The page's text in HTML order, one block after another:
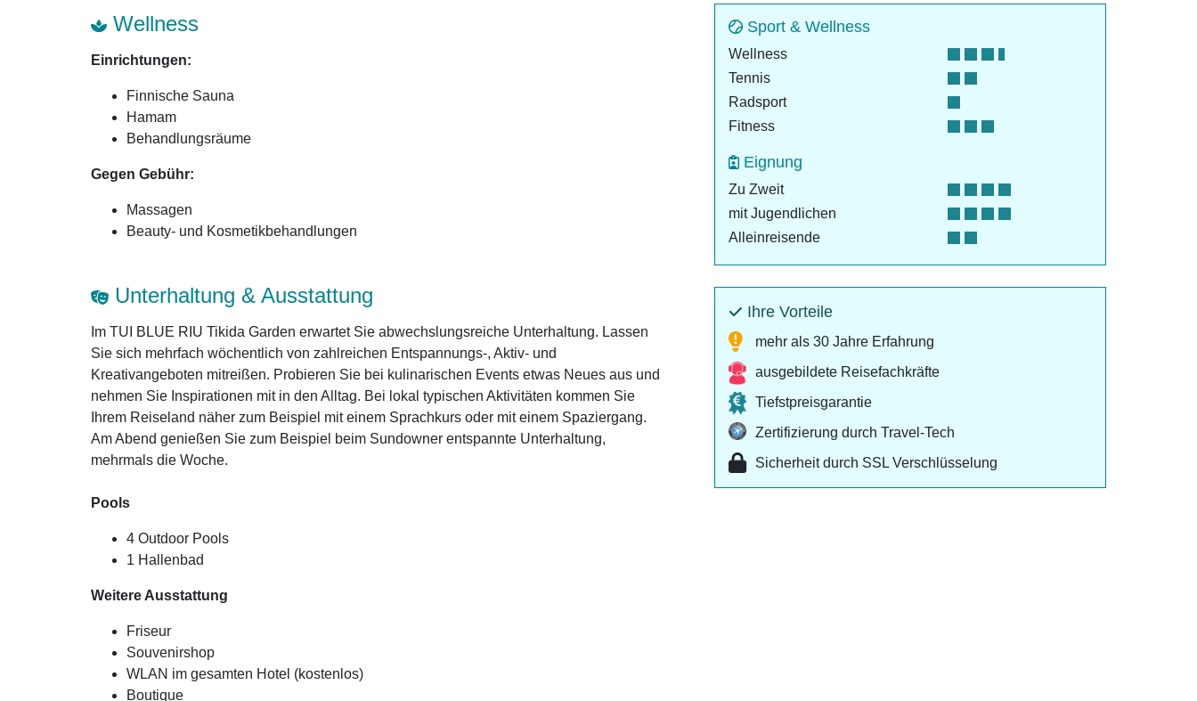
Wellness
Einrichtungen:
Finnische Sauna
Hamam
Behandlungsräume
Gegen Gebühr:
Massagen
Beauty- und Kosmetikbehandlungen
Unterhaltung & Ausstattung
Im TUI BLUE RIU Tikida Garden erwartet Sie abwechslungsreiche Unterhaltung. Lassen
Sie sich mehrfach wöchentlich von zahlreichen Entspannungs-, Aktiv- und
Kreativangeboten mitreißen. Probieren Sie bei kulinarischen Events etwas Neues aus und
nehmen Sie Inspirationen mit in den Alltag. Bei lokal typischen Aktivitäten kommen Sie
Ihrem Reiseland näher zum Beispiel mit einem Sprachkurs oder mit einem Spaziergang.
Am Abend genießen Sie zum Beispiel beim Sundowner entspannte Unterhaltung,
mehrmals die Woche.
Pools
4 Outdoor Pools
1 Hallenbad
Weitere Ausstattung
Friseur
Souvenirshop
WLAN im gesamten Hotel (kostenlos)
Boutique
Sport & Wellness
Wellness
Tennis
Radsport
Fitness
Eignung
Zu Zweit
mit Jugendlichen
Alleinreisende
Ihre Vorteile
mehr als 30 Jahre Erfahrung
ausgebildete Reisefachkräfte
Tiefstpreisgarantie
Zertifizierung durch Travel-Tech
Sicherheit durch SSL Verschlüsselung